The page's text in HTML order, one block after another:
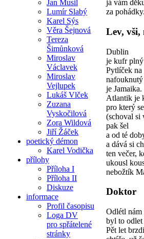
Jan Musil
Lumír Slabý
Karel Sýs
Věra Šejnová
Tereza
Šimůnková
Miroslav
Václavek
Miroslav
Vejlupek
Lukáš Vlček
Zuzana
Vyskočilová
Zora Wildová
Jiří Žáček
poetický démon
Karel Vodička
přílohy
Příloha I
Příloha II
Diskuze
informace
Profil časopisu
Loga DV
pro spřátelené
stránky
já vám
za pohádky.
Lev, vši,
Dublin
je kufr
Pytlíček na
je Jamaika.
Atlantik je
pro který
(schoval si
pak šel
a od té
a dává si
ten večer,
ukousl
nebožtík
Doktor
Odlétl nám
byl to odlet
Pět let